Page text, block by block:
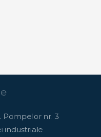
Pompelor nr. 3
industriale